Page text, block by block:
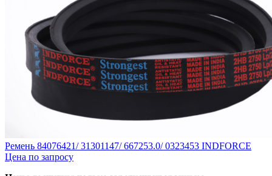
Ремень 84076421/ 31301147/ 667253.0/ 0323453 INDFORCE
Цена по запросу